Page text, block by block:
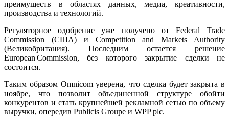
преимуществ в областях данных, медиа, креативности,
производства и технологий.
Регуляторное одобрение уже получено от Federal Trade
Commission (США) и Competition and Markets Authority
(Великобритания). Последним остается решение
European Commission, без которого закрытие сделки не
состоится.
Таким образом Omnicom уверена, что сделка будет закрыта в
ноябре, что позволит объединенной структуре обойти
конкурентов и стать крупнейшей рекламной сетью по объему
выручки, опередив Publicis Groupe и WPP plc.